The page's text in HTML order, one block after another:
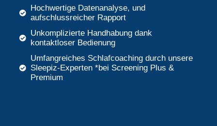
Hochwertige Datenanalyse, und
aufschlussreicher Rapport
Unkomplizierte Handhabung dank
kontaktloser Bedienung
Umfangreiches Schlafcoaching durch unsere
Sleepiz-Experten *bei Screening Plus &
Premium